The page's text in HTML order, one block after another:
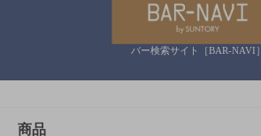
バー検索サイト［BAR-NAVI］
商品